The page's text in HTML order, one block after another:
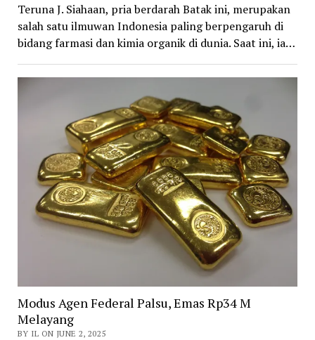
Teruna J. Siahaan, pria berdarah Batak ini, merupakan
salah satu ilmuwan Indonesia paling berpengaruh di
bidang farmasi dan kimia organik di dunia. Saat ini, ia…
Modus Agen Federal Palsu, Emas Rp34 M
Melayang
BY IL ON JUNE 2, 2025